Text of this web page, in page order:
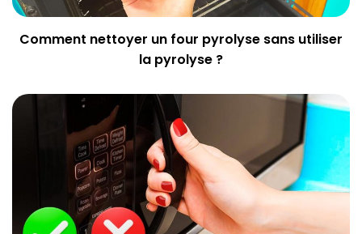
Comment nettoyer un four pyrolyse sans utiliser
la pyrolyse ?